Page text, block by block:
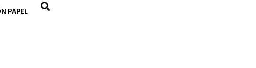
PAPEL